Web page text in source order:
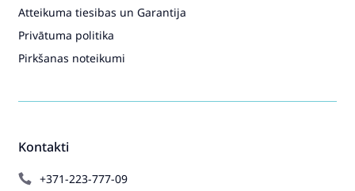
Kontakti
+371-223-777-09
Atteikuma tiesibas un Garantija
Privātuma politika
Pirkšanas noteikumi